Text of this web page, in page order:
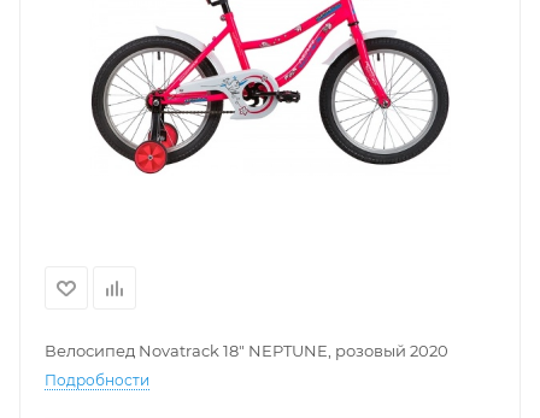
Велосипед Novatrack 18" NEPTUNE, розовый 2020
Подробности